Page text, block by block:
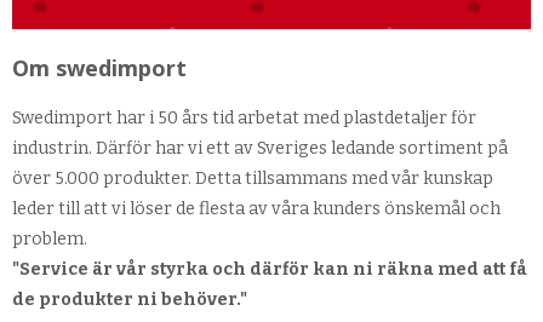
Om swedimport
Swedimport har i 50 års tid arbetat med plastdetaljer för
industrin. Därför har vi ett av Sveriges ledande sortiment på
över 5.000 produkter. Detta tillsammans med vår kunskap
leder till att vi löser de flesta av våra kunders önskemål och
problem.
"Service är vår styrka och därför kan ni räkna med att få
de produkter ni behöver."